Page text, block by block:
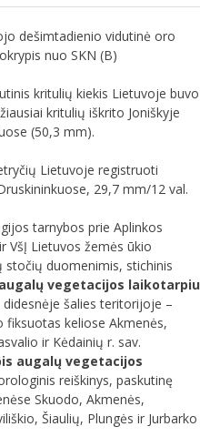
dešimtadienio vidutinė oro
nuo SKN (B)
kritulių kiekis Lietuvoje buvo
kritulių iškrito Joniškyje
(50,3 mm).
Lietuvoje registruoti
29,7 mm/12 val.
tarnybos prie Aplinkos
Lietuvos žemės ūkio
stočių duomenimis, stichinis
vegetacijos laikotarpiu
šalies teritorijoje –
fiksuotas keliose Akmenės,
ir Kėdainių r. sav.
augalų vegetacijos
reiškinys, paskutinę
Skuodo, Akmenės,
Šiaulių, Plungės ir Jurbarko